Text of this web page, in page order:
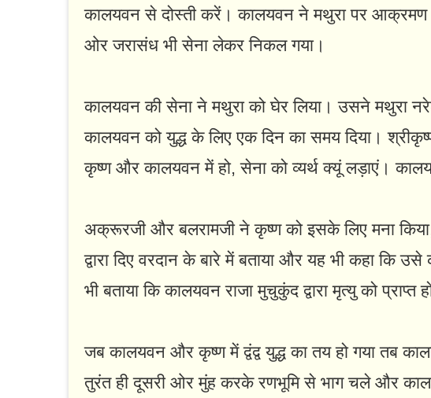
कालयवन से दोस्ती करें। कालयवन ने मथुरा पर आक्रमण
ओर जरासंध भी सेना लेकर निकल गया।
कालयवन की सेना ने मथुरा को घेर लिया। उसने मथुरा
कालयवन को युद्ध के लिए एक दिन का समय दिया।
कृष्ण और कालयवन में हो, सेना को व्यर्थ क्यूं लड़ाएं।
अक्रूरजी और बलरामजी ने कृष्ण को इसके लिए मना
द्वारा दिए वरदान के बारे में बताया और यह भी कहा कि
भी बताया कि कालयवन राजा मुचुकुंद द्वारा मृत्यु को प्राप्त
जब कालयवन और कृष्ण में द्वंद्व युद्ध का तय हो गया तब
तुरंत ही दूसरी ओर मुंह करके रणभूमि से भाग चले और